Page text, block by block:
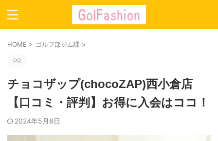
HOME > ゴルフ部ジム課 >
PR
チョコザップ(chocoZAP)西小倉店
【口コミ・評判】お得に入会はココ！
2024年5月8日